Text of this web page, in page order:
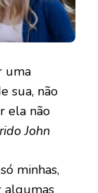
uma
sua, não
ela não
John
minhas,